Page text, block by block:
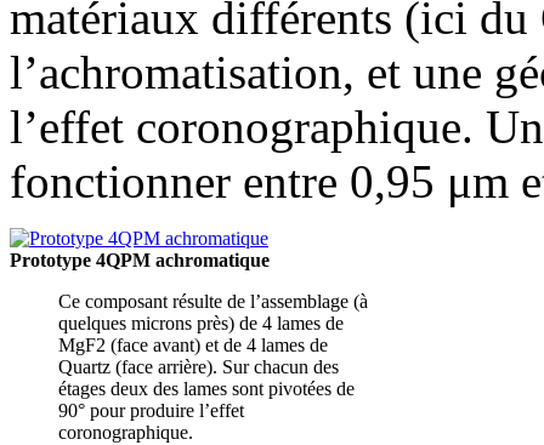
matériaux différents (ici
l’achromatisation, et une
l’effet coronographique.
fonctionner entre 0,95 μm
Prototype 4QPM achromatique
Ce composant résulte de l’assemblage (à
quelques microns près) de 4 lames de
MgF2 (face avant) et de 4 lames de
Quartz (face arrière). Sur chacun des
étages deux des lames sont pivotées de
90° pour produire l’effet
coronographique.